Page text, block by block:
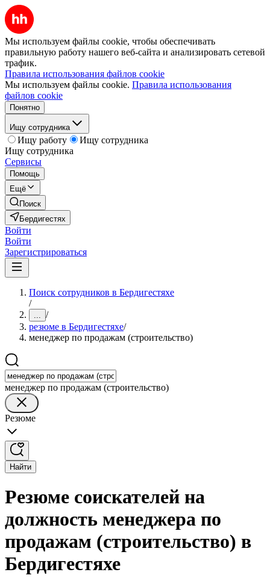
Мы используем файлы cookie, чтобы обеспечивать
правильную работу нашего веб-сайта и анализировать сетевой
трафик.
Правила использования файлов cookie
Мы используем файлы cookie. Правила использования
файлов cookie
Понятно
Ищу сотрудника
Ищу работу
Ищу сотрудника
Ищу сотрудника
Сервисы
Помощь
Ещё
Поиск
Бердигестях
Войти
Войти
Зарегистрироваться
Поиск сотрудников в Бердигестяхе
/
... /
резюме в Бердигестяхе/
менеджер по продажам (строительство)
менеджер по продажам (строительство)
Резюме
Найти
Резюме соискателей на
должность менеджера по
продажам (строительство) в
Бердигестяхе